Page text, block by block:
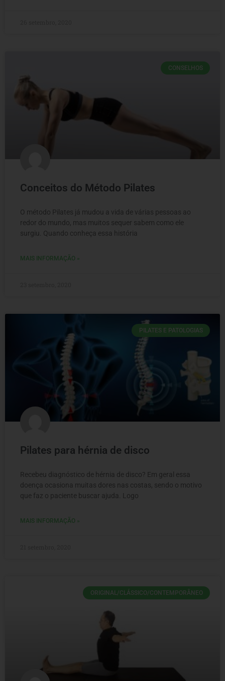
CONSELHOS
Conceitos do Método Pilates
O método Pilates já mudou a vida de várias pessoas ao
redor do mundo, mas muitos sequer sabem como ele
surgiu. Quando conheça essa história
MAIS INFORMAÇÃO »
PILATES E PATOLOGIAS
Pilates para hérnia de disco
Recebeu diagnóstico de hérnia de disco? Em geral essa
doença ocasiona muitas dores nas costas, sendo o motivo
que faz o paciente buscar ajuda. Logo
MAIS INFORMAÇÃO »
ORIGINAL/CLÁSSICO/CONTEMPORÂNEO